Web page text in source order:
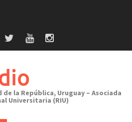
de la República, Uruguay – Asociada
Universitaria (RIU)